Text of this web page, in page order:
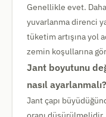
Genellikle evet.
yuvarlanma direnci
tüketim artışına yol
zemin koşullarına
Jant boyutunu
nasıl ayarlanmalı?
Jant çapı